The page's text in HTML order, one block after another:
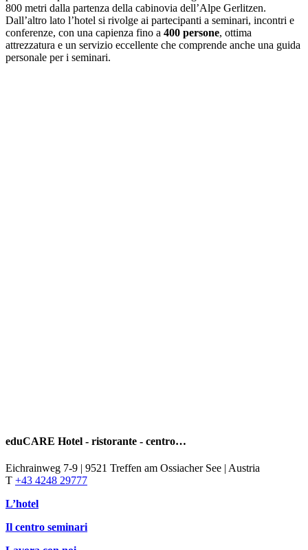
800 metri dalla partenza della cabinovia dell’Alpe Gerlitzen.
Dall’altro lato l’hotel si rivolge ai partecipanti a seminari, incontri e
conferenze, con una capienza fino a 400 persone, ottima
attrezzatura e un servizio eccellente che comprende anche una guida
personale per i seminari.
eduCARE Hotel - ristorante - centro…
Eichrainweg 7-9 | 9521 Treffen am Ossiacher See | Austria
T +43 4248 29777
L’hotel
Il centro seminari